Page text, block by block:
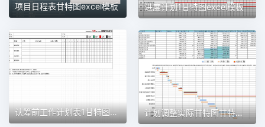
项目日程表甘特图excel模板 进度计划1甘特图excel模板
认筹前工作计划表1甘特图excel模板 计划调整实际甘特图甘特图excel模板